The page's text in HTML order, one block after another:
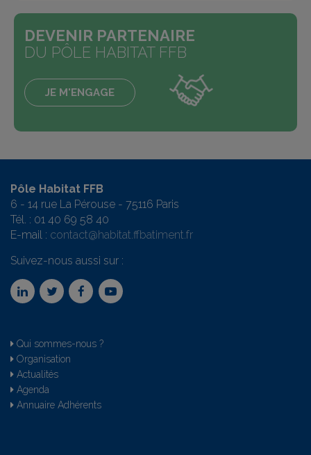
DEVENIR PARTENAIRE
DU PÔLE HABITAT FFB
JE M'ENGAGE
Pôle Habitat FFB
6 - 14 rue La Pérouse - 75116 Paris
Tél. : 01 40 69 58 40
E-mail : contact@habitat.ffbatiment.fr
Suivez-nous aussi sur :
Qui sommes-nous ?
Organisation
Actualités
Agenda
Annuaire Adhérents